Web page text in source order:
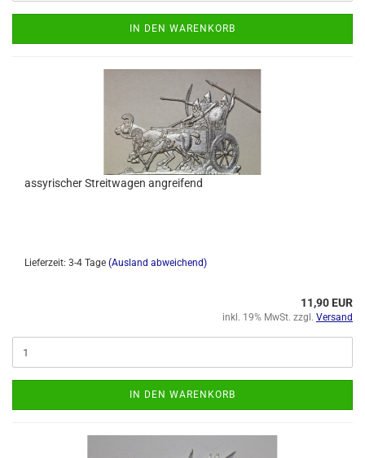
IN DEN WARENKORB
assyrischer Streitwagen angreifend
Lieferzeit: 3-4 Tage (Ausland abweichend)
11,90 EUR
inkl. 19% MwSt. zzgl. Versand
IN DEN WARENKORB